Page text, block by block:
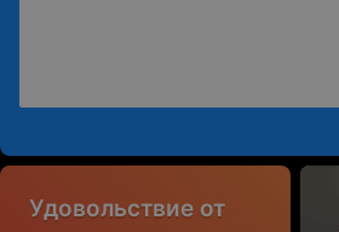
Удовольствие от